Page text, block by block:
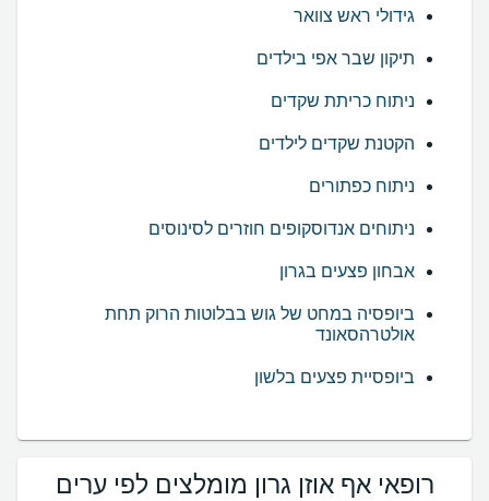
גידולי ראש צוואר
תיקון שבר אפי בילדים
ניתוח כריתת שקדים
הקטנת שקדים לילדים
ניתוח כפתורים
ניתוחים אנדוסקופים חוזרים לסינוסים
אבחון פצעים בגרון
ביופסיה במחט של גוש בבלוטות הרוק תחת
אולטרהסאונד
ביופסיית פצעים בלשון
רופאי אף אוזן גרון מומלצים לפי ערים